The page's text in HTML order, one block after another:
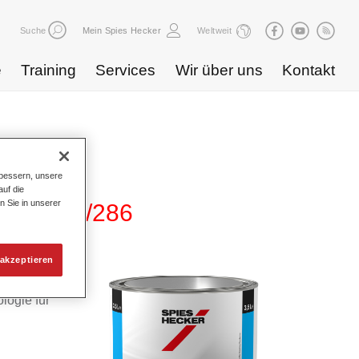
Suche Mein Spies Hecker Weltweit
Training Services Wir über uns Kontakt
285/286
für
unsere
die
Sie in unserer